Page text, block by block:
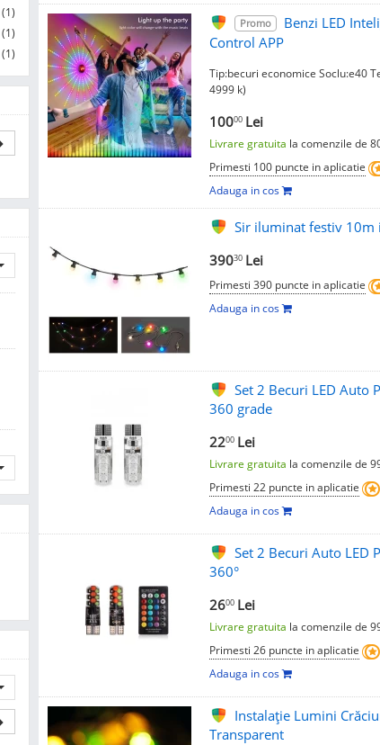
Promo
Benzi LED
Control APP
Tip:becuri economice Soclu:e40
4999 k)
10000 Lei
Livrare gratuita la comenzile de
Primesti 100 puncte in aplicatie
Adauga in cos
Sir iluminat festiv 10m
39030 Lei
Primesti 390 puncte in aplicatie
Adauga in cos
Set 2 Becuri LED Auto
360 grade
2200 Lei
Livrare gratuita la comenzile de
Primesti 22 puncte in aplicatie
Adauga in cos
Set 2 Becuri Auto LED
360°
2600 Lei
Livrare gratuita la comenzile de
Primesti 26 puncte in aplicatie
Adauga in cos
Instalație Lumini
Transparent
(1)
(1)
(1)